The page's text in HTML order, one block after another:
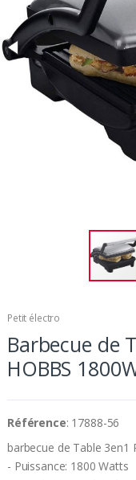
Petit électro
Barbecue de
HOBBS
Référence: 17888-56
barbecue de Table 3en1
- Puissance: 1800 Watts